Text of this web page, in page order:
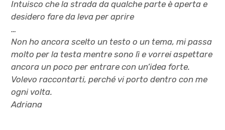
Intuisco che la strada da qualche parte è aperta e
desidero fare da leva per aprire
…
Non ho ancora scelto un testo o un tema, mi passa
molto per la testa mentre sono lì e vorrei aspettare
ancora un poco per entrare con un’idea forte.
Volevo raccontarti, perché vi porto dentro con me
ogni volta.
Adriana